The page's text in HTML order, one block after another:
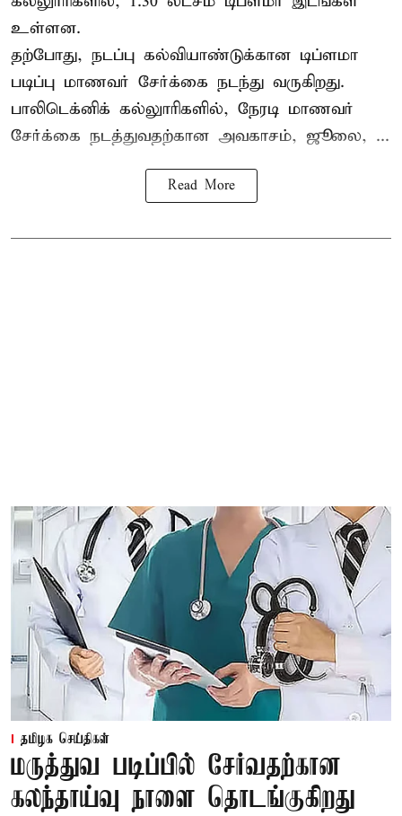
உள்ளன.
தற்போது, நடப்பு கல்வியாண்டுக்கான டிப்ளமா
படிப்பு மாணவர் சேர்க்கை நடந்து வருகிறது.
பாலிடெக்னிக் கல்லுாரிகளில், நேரடி மாணவர்
சேர்க்கை நடத்துவதற்கான அவகாசம், ஜூலை, ...
Read More
தமிழக செய்திகள்
மருத்துவ படிப்பில் சேர்வதற்கான
கலந்தாய்வு நாளை தொடங்குகிறது